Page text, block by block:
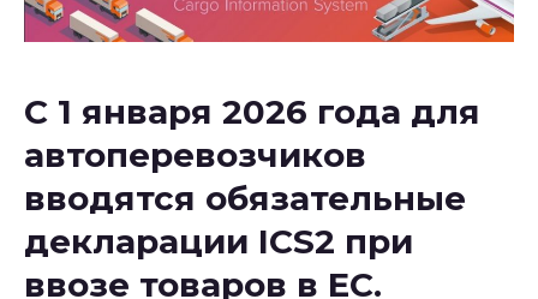
С 1 января 2026 года для
автоперевозчиков
вводятся обязательные
декларации ICS2 при
ввозе товаров в ЕС.